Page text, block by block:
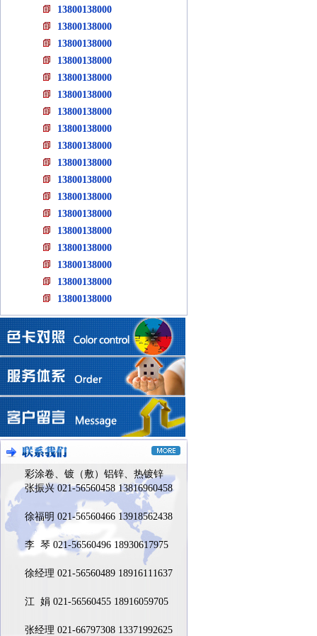
13800138000
13800138000
13800138000
13800138000
13800138000
13800138000
13800138000
13800138000
13800138000
13800138000
13800138000
13800138000
13800138000
13800138000
13800138000
13800138000
13800138000
13800138000
彩涂卷、镀（敷）铝锌、热镀锌
张振兴 021-56560458 13816960458
徐福明 021-56560466 13918562438
李 琴 021-56560496 18930617975
徐经理 021-56560489 18916111637
江 娟 021-56560455 18916059705
张经理 021-66797308 13371992625